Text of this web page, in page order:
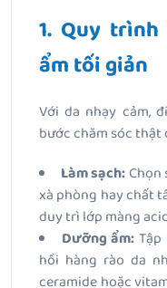
1. Quy
ẩm tối giản
Với da nhạy cảm,
bước chăm sóc thật
Làm sạch:
xà phòng hay chất
duy trì lớp màng
Dưỡng ẩm:
hồi hàng rào da
ceramide hoặc